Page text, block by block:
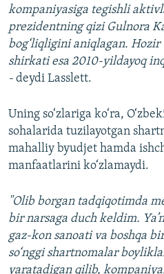
kompaniyasiga tegishli
prezidentning qizi Gulnora
bog‘liqligini aniqlagan.
shirkati esa 2010-yildayoq
- deydi Lasslett.
Uning so‘zlariga ko‘ra,
sohalarida tuzilayotgan
mahalliy byudjet hamda
manfaatlarini ko‘zlamaydi.
"Olib borgan tadqiqotimda
bir narsaga duch keldim.
gaz-kon sanoati va boshqa
so‘nggi shartnomalar
yaratadigan qilib,